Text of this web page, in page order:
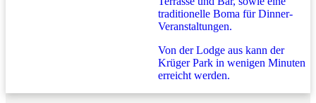
traditionelle Boma für Dinner-
Veranstaltungen.
Von der Lodge aus kann der
Krüger Park in wenigen Minuten
erreicht werden.